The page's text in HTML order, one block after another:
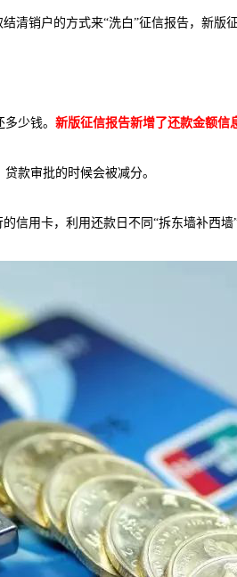
清销户的方式来“洗白”征信报告，新版
少钱。 新版征信报告新增了还款金额信
款审批的时候会被减分。
信用卡，利用还款日不同“拆东墙补西